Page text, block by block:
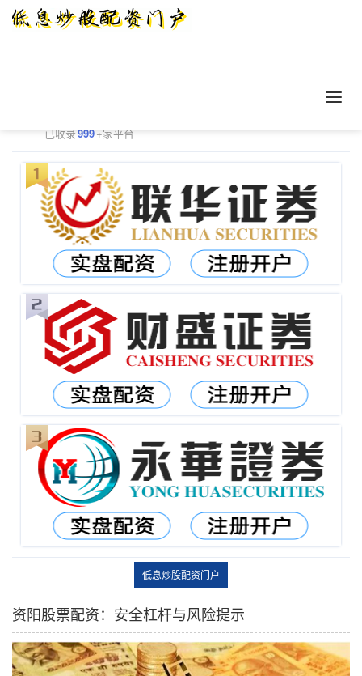
已收录999+家平台
低息炒股配资门户
资阳股票配资：安全杠杆与风险提示